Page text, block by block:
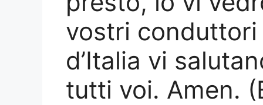
vostri
d’Italia vi
tutti voi. Amen.